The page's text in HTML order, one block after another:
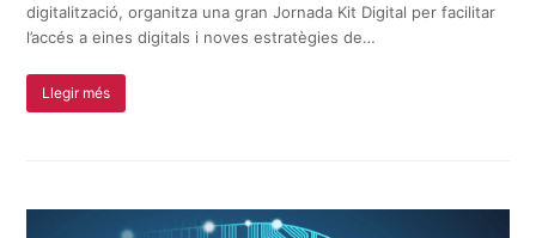
digitalització, organitza una gran Jornada Kit Digital per facilitar
l’accés a eines digitals i noves estratègies de…
Llegir més